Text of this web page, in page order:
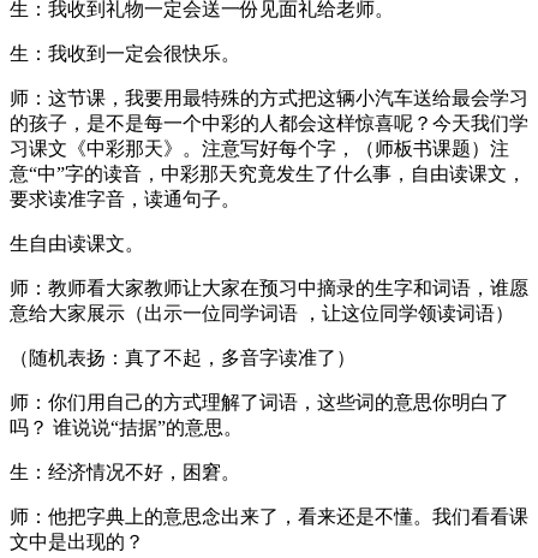
生：我收到礼物一定会送一份见面礼给老师。
生：我收到一定会很快乐。
师：这节课，我要用最特殊的方式把这辆小汽车送给最会学习
的孩子，是不是每一个中彩的人都会这样惊喜呢？今天我们学
习课文《中彩那天》。注意写好每个字，（师板书课题）注
意“中”字的读音，中彩那天究竟发生了什么事，自由读课文，
要求读准字音，读通句子。
生自由读课文。
师：教师看大家教师让大家在预习中摘录的生字和词语，谁愿
意给大家展示（出示一位同学词语 ，让这位同学领读词语）
（随机表扬：真了不起，多音字读准了）
师：你们用自己的方式理解了词语，这些词的意思你明白了
吗？ 谁说说“拮据”的意思。
生：经济情况不好，困窘。
师：他把字典上的意思念出来了，看来还是不懂。我们看看课
文中是出现的？